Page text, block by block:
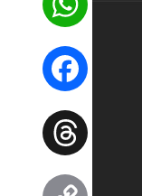
WhatsApp
Facebook
Threads